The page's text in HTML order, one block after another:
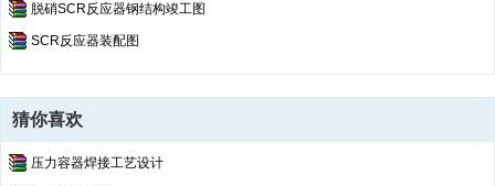
脱硝SCR反应器钢结构竣工图
SCR反应器装配图
猜你喜欢
压力容器焊接工艺设计